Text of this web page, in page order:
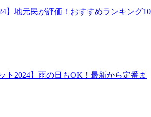
】地元民が評価！おすすめランキング10
ト2024】雨の日もOK！最新から定番ま